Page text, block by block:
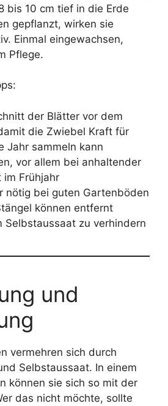
bis 10 cm tief in die Erde
gepflanzt, wirken sie
Einmal eingewachsen,
Pflege.
der Blätter vor dem
die Zwiebel Kraft für
Jahr sammeln kann
vor allem bei anhaltender
im Frühjahr
nötig bei guten Gartenböden
können entfernt
Selbstaussaat zu verhindern
und
vermehren sich durch
Selbstaussaat. In einem
können sie sich so mit der
das nicht möchte, sollte